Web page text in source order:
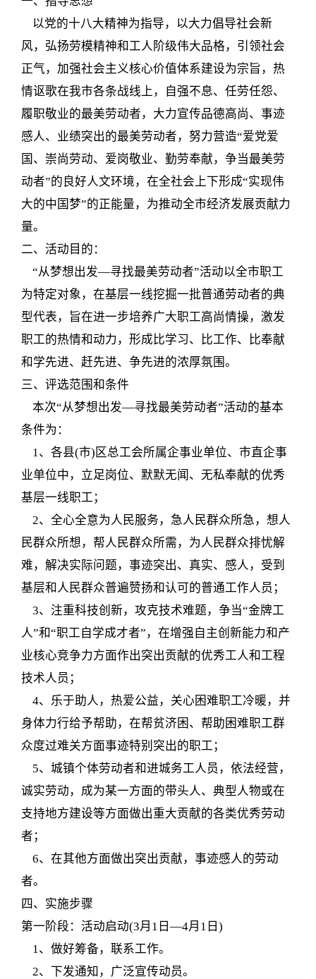
以党的十八大精神为指导，以大力倡导社会新
风，弘扬劳模精神和工人阶级伟大品格，引领社会
正气，加强社会主义核心价值体系建设为宗旨，热
情讴歌在我市各条战线上，自强不息、任劳任怨、
履职敬业的最美劳动者，大力宣传品德高尚、事迹
感人、业绩突出的最美劳动者，努力营造“爱党爱
国、崇尚劳动、爱岗敬业、勤劳奉献，争当最美劳
动者”的良好人文环境，在全社会上下形成“实现伟
大的中国梦”的正能量，为推动全市经济发展贡献力
量。
二、活动目的：
“从梦想出发—寻找最美劳动者”活动以全市职工
为特定对象，在基层一线挖掘一批普通劳动者的典
型代表，旨在进一步培养广大职工高尚情操，激发
职工的热情和动力，形成比学习、比工作、比奉献
和学先进、赶先进、争先进的浓厚氛围。
三、评选范围和条件
本次“从梦想出发—寻找最美劳动者”活动的基本
条件为：
1、各县(市)区总工会所属企事业单位、市直企事
业单位中，立足岗位、默默无闻、无私奉献的优秀
基层一线职工；
2、全心全意为人民服务，急人民群众所急，想人
民群众所想，帮人民群众所需，为人民群众排忧解
难，解决实际问题，事迹突出、真实、感人，受到
基层和人民群众普遍赞扬和认可的普通工作人员；
3、注重科技创新，攻克技术难题，争当“金牌工
人”和“职工自学成才者”，在增强自主创新能力和产
业核心竞争力方面作出突出贡献的优秀工人和工程
技术人员；
4、乐于助人，热爱公益，关心困难职工冷暖，并
身体力行给予帮助，在帮贫济困、帮助困难职工群
众度过难关方面事迹特别突出的职工；
5、城镇个体劳动者和进城务工人员，依法经营，
诚实劳动，成为某一方面的带头人、典型人物或在
支持地方建设等方面做出重大贡献的各类优秀劳动
者；
6、在其他方面做出突出贡献，事迹感人的劳动
者。
四、实施步骤
第一阶段：活动启动(3月1日—4月1日)
1、做好筹备，联系工作。
2、下发通知，广泛宣传动员。